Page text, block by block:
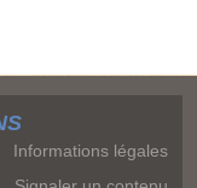
Informations légales